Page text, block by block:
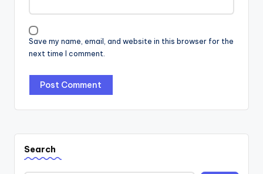
Save my name, email, and website in this browser for the
next time I comment.
Search